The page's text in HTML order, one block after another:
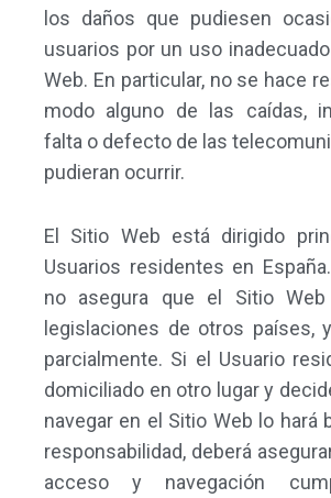
los daños que pudiesen
usuarios por un uso
Web. En particular, no se hace
modo alguno de las caídas,
falta o defecto de las
pudieran ocurrir.
El Sitio Web está dirigido
Usuarios residentes en
no asegura que el Sitio
legislaciones de otros países,
parcialmente. Si el Usuario
domiciliado en otro lugar y
navegar en el Sitio Web lo hará
responsabilidad, deberá
acceso y navegación